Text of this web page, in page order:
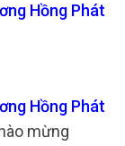
Hồng Phát
Hồng Phát
mừng